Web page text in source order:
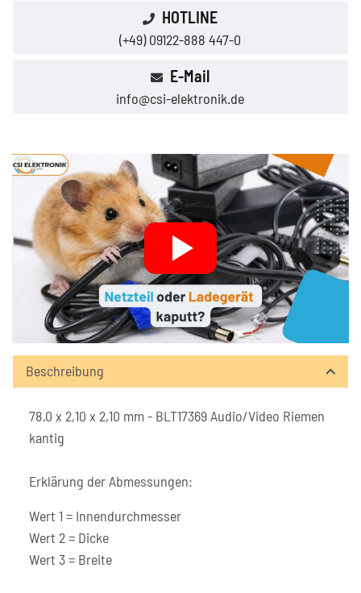
HOTLINE
(+49) 09122-888 447-0
E-Mail
info@csi-elektronik.de
Beschreibung
78,0 x 2,10 x 2,10 mm - BLT17369 Audio/Video Riemen
kantig
Erklärung der Abmessungen:
Wert 1 = Innendurchmesser
Wert 2 = Dicke
Wert 3 = Breite